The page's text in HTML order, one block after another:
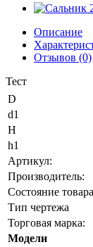
Описание
Отзывов (0)
Тест
D
d1
H
h1
Артикул:
Производитель:
Состояние товара
Тип чертежа
Торговая марка:
Модели